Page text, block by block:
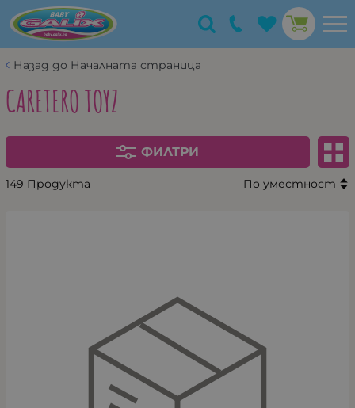
Назад до Началната страница
CARETERO TOYZ
ФИЛТРИ
149 Продукта По уместност